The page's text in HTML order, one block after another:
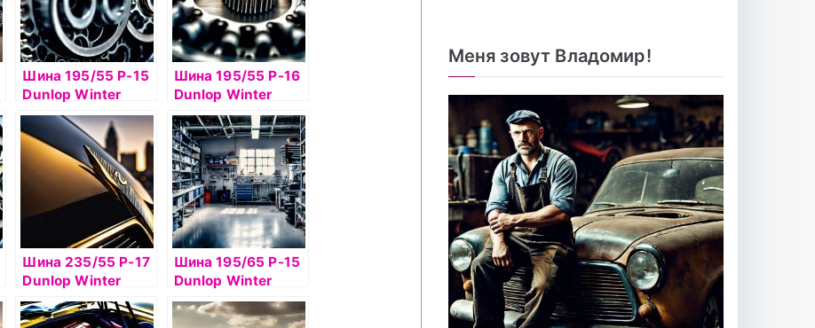
Шина 195/55 Р-15
Dunlop Winter
Ice02 89T б/к шип
Шина 195/55 Р-16
Dunlop Winter
Ice02 91T б/к шип
Шина 235/55 Р-17
Dunlop Winter
Ice02 103T б/к
шип
Шина 195/65 Р-15
Dunlop Winter
Ice02 95T б/к шип
Меня зовут Владомир!